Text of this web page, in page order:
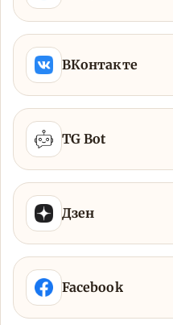
ВКонтакте
TG Bot
Дзен
Facebook